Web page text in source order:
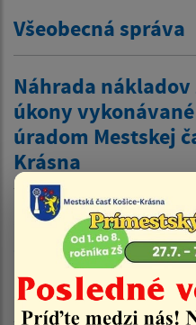
Všeobecná správa
Náhrada nákladov
úkony
úradom Mestskej
Krásna
Sadzobník za
zmysle Zásad
príspevku na
dôchodcov a